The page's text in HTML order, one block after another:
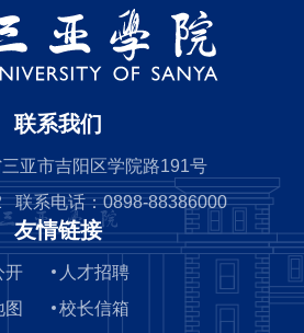
联系我们
亚市吉阳区学院路191号
联系电话：0898-88386000
友情链接
开
人才招聘
校长信箱